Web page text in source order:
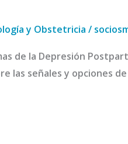
y Obstetricia /
de la Depresión
las señales y opciones